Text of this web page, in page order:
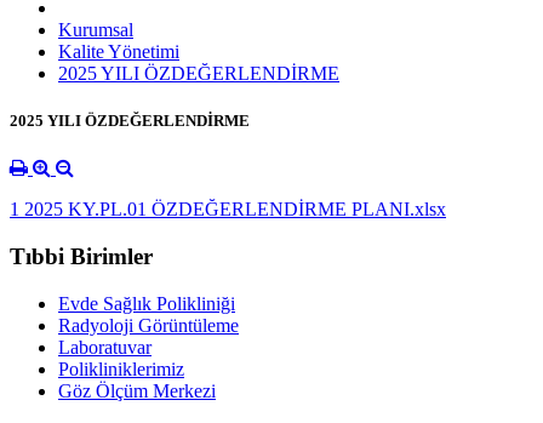
Kurumsal
Kalite Yönetimi
2025 YILI ÖZDEĞERLENDİRME
2025 YILI ÖZDEĞERLENDİRME
1 2025 KY.PL.01 ÖZDEĞERLENDİRME PLANI.xlsx
Tıbbi Birimler
Evde Sağlık Polikliniği
Radyoloji Görüntüleme
Laboratuvar
Polikliniklerimiz
Göz Ölçüm Merkezi